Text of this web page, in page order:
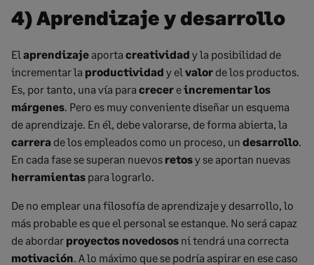
4) Aprendizaje y desarrollo
El aprendizaje aporta creatividad y la posibilidad de
incrementar la productividad y el valor de los productos.
Es, por tanto, una vía para crecer eincrementar los
márgenes. Pero es muy conveniente diseñar un esquema
de aprendizaje. En él, debe valorarse, de forma abierta, la
carrera de los empleados como un proceso, un desarrollo.
En cada fase se superan nuevos retosy se aportan nuevas
herramientas para lograrlo.
De no emplear una filosofía de aprendizaje y desarrollo, lo
más probable es que el personal se estanque. No será capaz
de abordar proyectos novedosos ni tendrá una correcta
motivación. A lo máximo que se podría aspirar en ese caso